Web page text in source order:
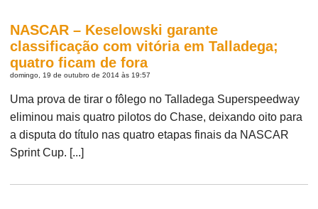
NASCAR – Keselowski garante
classificação com vitória em Talladega;
quatro ficam de fora
domingo, 19 de outubro de 2014 às 19:57
Uma prova de tirar o fôlego no Talladega Superspeedway
eliminou mais quatro pilotos do Chase, deixando oito para
a disputa do título nas quatro etapas finais da NASCAR
Sprint Cup. [...]